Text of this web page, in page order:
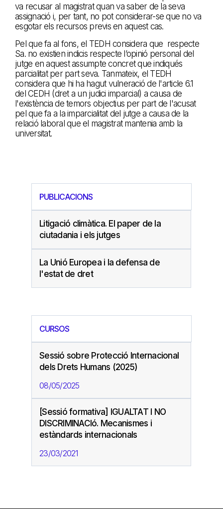
va recusar al magistrat quan va saber de la seva
assignació i, per tant, no pot considerar-se que no va
esgotar els recursos previs en aquest cas.
Pel que fa al fons, el TEDH considera que respecte
Sa. no existien indicis respecte l’opinió personal del
jutge en aquest assumpte concret que indiqués
parcialitat per part seva. Tanmateix, el TEDH
considera que hi ha hagut vulneració de l'article 6.1
del CEDH (dret a un judici imparcial) a causa de
l'existència de temors objectius per part de l'acusat
pel que fa a la imparcialitat del jutge a causa de la
relació laboral que el magistrat mantenia amb la
universitat.
PUBLICACIONS
Litigació climàtica. El paper de la
ciutadania i els jutges
La Unió Europea i la defensa de
l'estat de dret
CURSOS
Sessió sobre Protecció Internacional
dels Drets Humans (2025)
08/05/2025
[Sessió formativa] IGUALTAT I NO
DISCRIMINACIó. Mecanismes i
estàndards internacionals
23/03/2021